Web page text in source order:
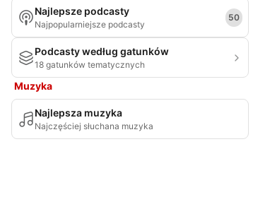
Najlepsze podcasty
Najpopularniejsze podcasty
50
Podcasty według gatunków
18 gatunków tematycznych
Muzyka
Najlepsza muzyka
Najczęściej słuchana muzyka